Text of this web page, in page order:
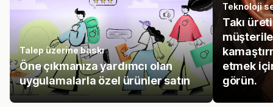
Talep üzerine baskı
Öne çıkmanıza yardımcı olan
uygulamalarla özel ürünler satın
Teknoloji
Takı
etmek
görün.